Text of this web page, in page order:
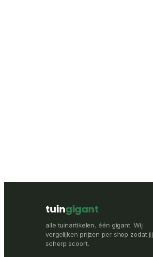
tuingigant
alle tuinartikelen, één gigant. Wij
vergelijken prijzen per shop zodat jij
scherp scoort.